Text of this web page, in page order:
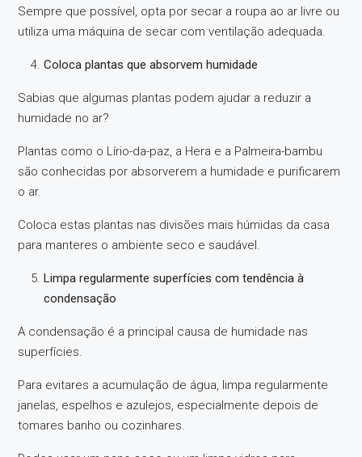
Sempre que possível, opta por secar a roupa ao ar livre ou
utiliza uma máquina de secar com ventilação adequada.
Coloca plantas que absorvem humidade
Sabias que algumas plantas podem ajudar a reduzir a
humidade no ar?
Plantas como o Lírio-da-paz, a Hera e a Palmeira-bambu
são conhecidas por absorverem a humidade e purificarem
o ar.
Coloca estas plantas nas divisões mais húmidas da casa
para manteres o ambiente seco e saudável.
Limpa regularmente superfícies com tendência à
condensação
A condensação é a principal causa de humidade nas
superfícies.
Para evitares a acumulação de água, limpa regularmente
janelas, espelhos e azulejos, especialmente depois de
tomares banho ou cozinhares.